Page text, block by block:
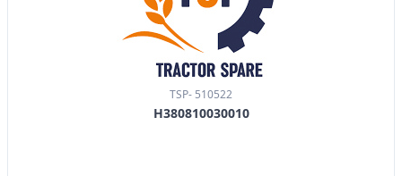
TSP- 510522
H380810030010